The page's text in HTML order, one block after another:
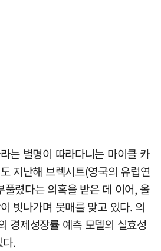
는 별명이 따라다니는 마이클 카
지난해 브렉시트(영국의 유럽연
렸다는 의혹을 받은 데 이어, 올
빗나가며 뭇매를 맞고 있다. 의
경제성장률 예측 모델의 실효성
.